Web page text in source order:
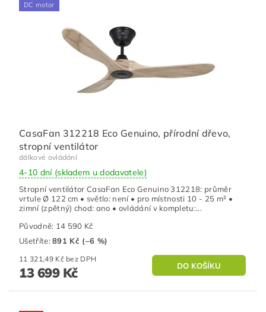
DC motor
CasaFan 312218 Eco Genuino, přírodní dřevo,
stropní ventilátor
dálkové ovládání
4-10 dní (skladem u dodavatele)
Stropní ventilátor CasaFan Eco Genuino 312218: průměr
vrtule Ø 122 cm • světlo: není • pro místnosti 10 - 25 m² •
zimní (zpětný) chod: ano • ovládání v kompletu:...
Původně: 14 590 Kč
Ušetříte:891 Kč (–6 %)
11 321,49 Kč bez DPH
13 699 Kč